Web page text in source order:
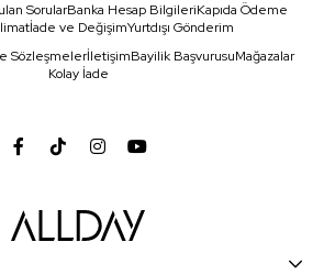
SorularBanka Hesap BilgileriKapıda Ödeme
İade ve DeğişimYurtdışı Gönderim
SözleşmelerİletişimBayilik BaşvurusuMağazalar
Kolay İade